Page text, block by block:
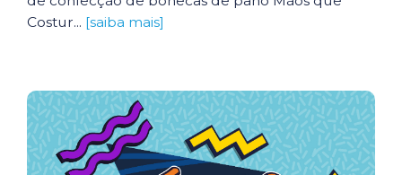
Costur... [saiba mais]